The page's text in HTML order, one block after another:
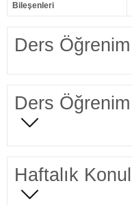
Bileşenleri
Ders Öğrenim
Ders Öğrenim
Haftalık